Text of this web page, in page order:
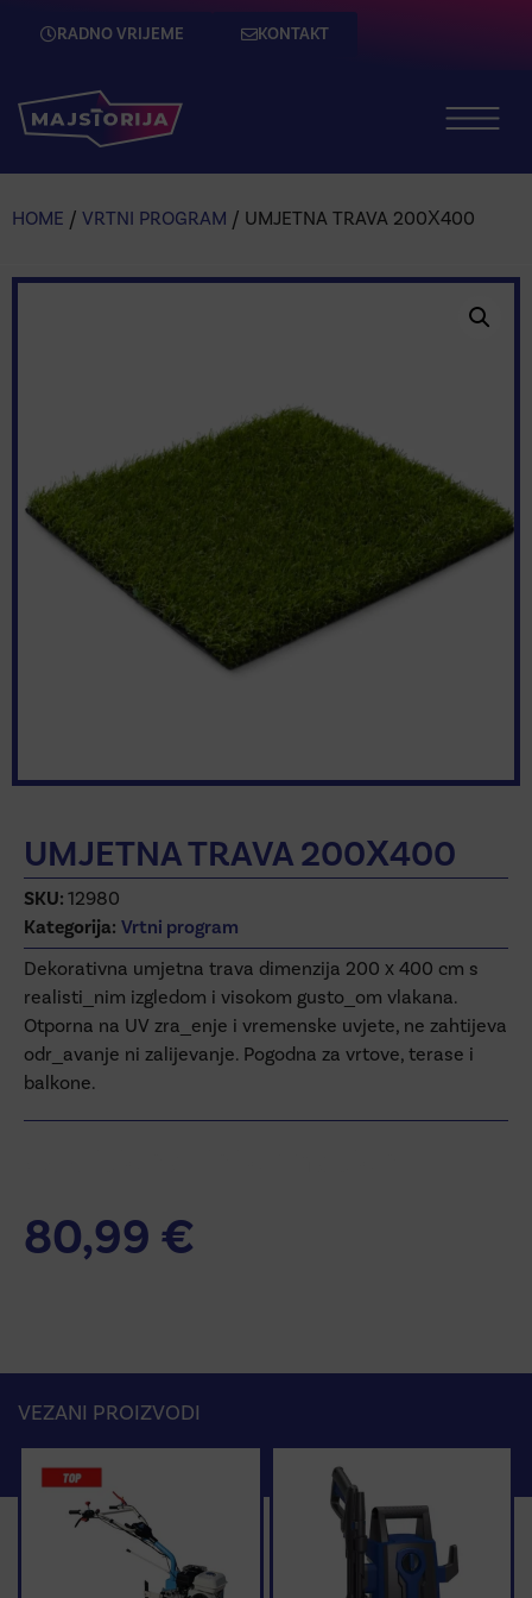
RADNO VRIJEME KONTAKT
HOME / VRTNI PROGRAM / UMJETNA TRAVA 200X400
UMJETNA TRAVA 200X400
SKU: 12980
Kategorija: Vrtni program
Dekorativna umjetna trava dimenzija 200 x 400 cm s
realisti_nim izgledom i visokom gusto_om vlakana.
Otporna na UV zra_enje i vremenske uvjete, ne zahtijeva
odr_avanje ni zalijevanje. Pogodna za vrtove, terase i
balkone.
80,99 €
VEZANI PROIZVODI